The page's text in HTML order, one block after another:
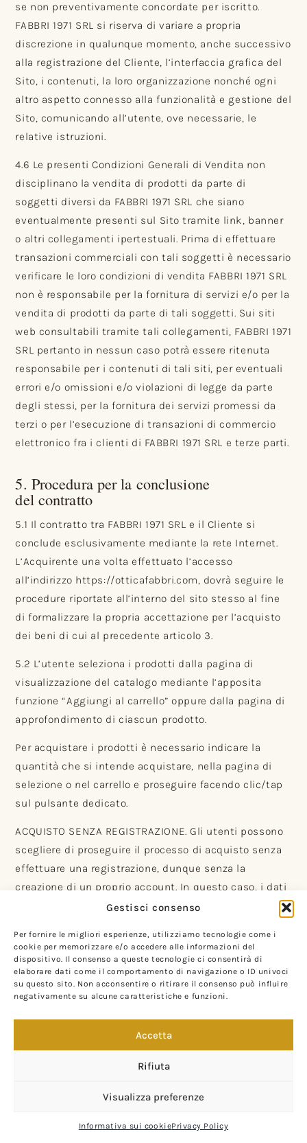
Gestisci consenso
Per fornire le migliori esperienze, utilizziamo tecnologie come i
cookie per memorizzare e/o accedere alle informazioni del
dispositivo. Il consenso a queste tecnologie ci consentirà di
elaborare dati come il comportamento di navigazione o ID univoci
su questo sito. Non acconsentire o ritirare il consenso può influire
negativamente su alcune caratteristiche e funzioni.
Accetta
Rifiuta
Visualizza preferenze
Informativa sui cookiePrivacy Policy
se non preventivamente concordate per iscritto.
FABBRI 1971 SRL si riserva di variare a propria
discrezione in qualunque momento, anche successivo
alla registrazione del Cliente, l’interfaccia grafica del
Sito, i contenuti, la loro organizzazione nonché ogni
altro aspetto connesso alla funzionalità e gestione del
Sito, comunicando all’utente, ove necessarie, le
relative istruzioni.
4.6 Le presenti Condizioni Generali di Vendita non
disciplinano la vendita di prodotti da parte di
soggetti diversi da FABBRI 1971 SRL che siano
eventualmente presenti sul Sito tramite link, banner
o altri collegamenti ipertestuali. Prima di effettuare
transazioni commerciali con tali soggetti è necessario
verificare le loro condizioni di vendita FABBRI 1971 SRL
non è responsabile per la fornitura di servizi e/o per la
vendita di prodotti da parte di tali soggetti. Sui siti
web consultabili tramite tali collegamenti, FABBRI 1971
SRL pertanto in nessun caso potrà essere ritenuta
responsabile per i contenuti di tali siti, per eventuali
errori e/o omissioni e/o violazioni di legge da parte
degli stessi, per la fornitura dei servizi promessi da
terzi o per l’esecuzione di transazioni di commercio
elettronico fra i clienti di FABBRI 1971 SRL e terze parti.
5. Procedura per la conclusione
del contratto
5.1 Il contratto tra FABBRI 1971 SRL e il Cliente si
conclude esclusivamente mediante la rete Internet.
L’Acquirente una volta effettuato l’accesso
all’indirizzo https://otticafabbri.com, dovrà seguire le
procedure riportate all’interno del sito stesso al fine
di formalizzare la propria accettazione per l’acquisto
dei beni di cui al precedente articolo 3.
5.2 L’utente seleziona i prodotti dalla pagina di
visualizzazione del catalogo mediante l’apposita
funzione “Aggiungi al carrello” oppure dalla pagina di
approfondimento di ciascun prodotto.
Per acquistare i prodotti è necessario indicare la
quantità che si intende acquistare, nella pagina di
selezione o nel carrello e proseguire facendo clic/tap
sul pulsante dedicato.
ACQUISTO SENZA REGISTRAZIONE. Gli utenti possono
scegliere di proseguire il processo di acquisto senza
effettuare una registrazione, dunque senza la
creazione di un proprio account. In questo caso, i dati
necessari a completare il contratto saranno richiesti
ACQUISTO CON LOGIN (per utenti già registrati) È
possibile autenticarsi cliccando sul pulsante “Utente”
sempre visibile nella parte bassa del sito oppure
ACQUISTO CON REGISTRAZIONE (per nuovi utenti) La
registrazione può avvenire cliccando sul pulsante
“Utente” dalla barra nella parte bassa del sito, oppure
la fase di check-out.